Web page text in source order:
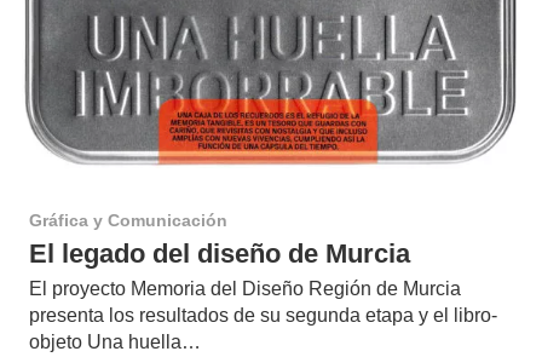
Gráfica y Comunicación
El legado del diseño de Murcia
El proyecto Memoria del Diseño Región de Murcia
presenta los resultados de su segunda etapa y el libro-
objeto Una huella…